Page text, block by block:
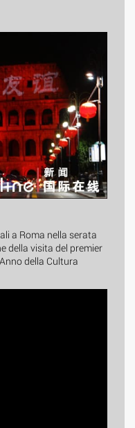
a Roma nella serata
della visita del premier
della Cultura